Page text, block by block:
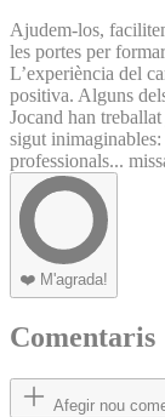
Ajudem-los,
les portes per
L’experiència del
positiva. Alguns
Jocand han
sigut
professionals...
❤️ M'agrada!
Comentaris
Afegir nou